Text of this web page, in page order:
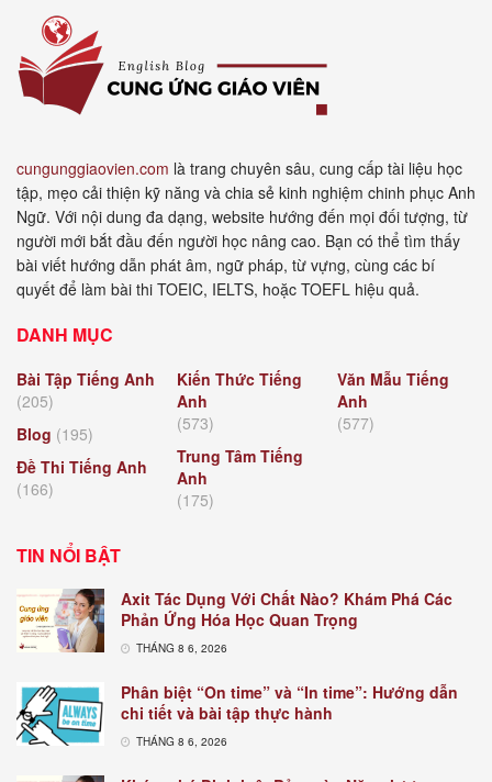
cungunggiaovien.com là trang chuyên sâu, cung cấp tài liệu học
tập, mẹo cải thiện kỹ năng và chia sẻ kinh nghiệm chinh phục Anh
Ngữ. Với nội dung đa dạng, website hướng đến mọi đối tượng, từ
người mới bắt đầu đến người học nâng cao. Bạn có thể tìm thấy
bài viết hướng dẫn phát âm, ngữ pháp, từ vựng, cùng các bí
quyết để làm bài thi TOEIC, IELTS, hoặc TOEFL hiệu quả.
DANH MỤC
Bài Tập Tiếng Anh
(205)
Blog (195)
Đề Thi Tiếng Anh
(166)
Kiến Thức Tiếng
Anh
(573)
Trung Tâm Tiếng
Anh
(175)
Văn Mẫu Tiếng
Anh
(577)
TIN NỔI BẬT
Axit Tác Dụng Với Chất Nào? Khám Phá Các
Phản Ứng Hóa Học Quan Trọng
THÁNG 8 6, 2026
Phân biệt “On time” và “In time”: Hướng dẫn
chi tiết và bài tập thực hành
THÁNG 8 6, 2026